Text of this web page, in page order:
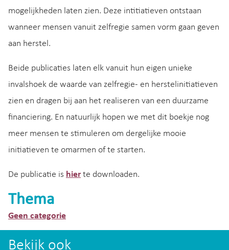
mogelijkheden laten zien. Deze intitiatieven ontstaan
wanneer mensen vanuit zelfregie samen vorm gaan geven
aan herstel.
Beide publicaties laten elk vanuit hun eigen unieke
invalshoek de waarde van zelfregie- en herstelinitiatieven
zien en dragen bij aan het realiseren van een duurzame
financiering. En natuurlijk hopen we met dit boekje nog
meer mensen te stimuleren om dergelijke mooie
initiatieven te omarmen of te starten.
De publicatie is hierte downloaden.
Thema
Geen categorie
Bekijk ook